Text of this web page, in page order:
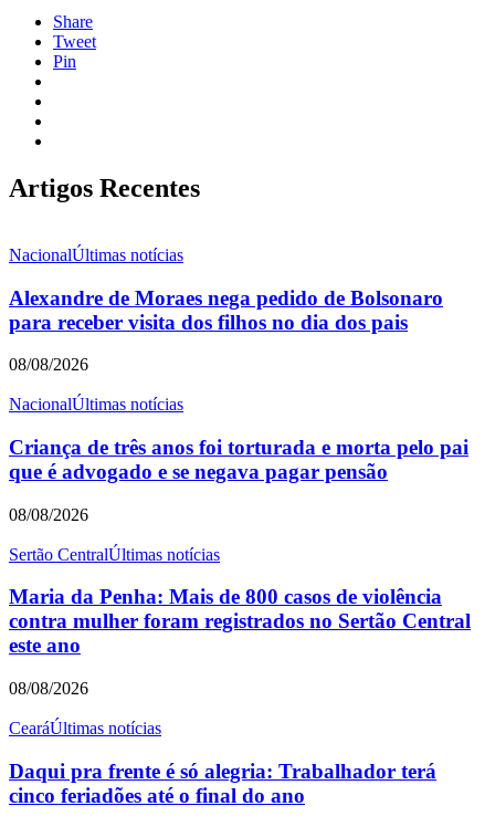
Share
Tweet
Pin
Artigos Recentes
NacionalÚltimas notícias
Alexandre de Moraes nega pedido de Bolsonaro
para receber visita dos filhos no dia dos pais
08/08/2026
NacionalÚltimas notícias
Criança de três anos foi torturada e morta pelo pai
que é advogado e se negava pagar pensão
08/08/2026
Sertão CentralÚltimas notícias
Maria da Penha: Mais de 800 casos de violência
contra mulher foram registrados no Sertão Central
este ano
08/08/2026
CearáÚltimas notícias
Daqui pra frente é só alegria: Trabalhador terá
cinco feriadões até o final do ano